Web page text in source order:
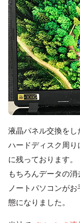
液晶パネル交換をし
ハードディスク周
に残っております。
もちろんデータの消
ノートパソコンが
態になりました。